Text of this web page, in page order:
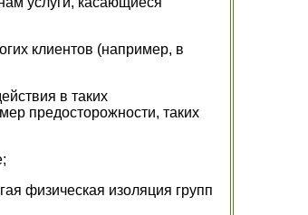
клиентов (например, в
в таких
предосторожности, таких
физическая изоляция групп